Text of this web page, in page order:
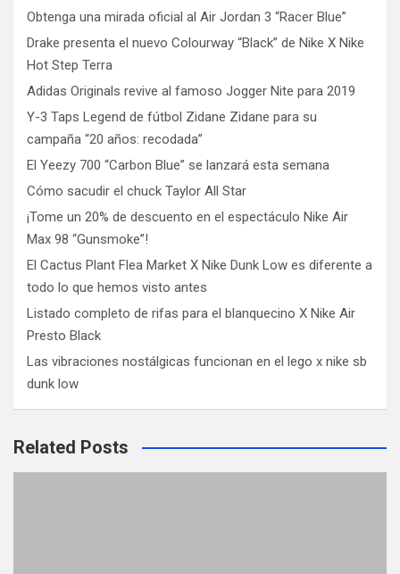
Obtenga una mirada oficial al Air Jordan 3 “Racer Blue”
Drake presenta el nuevo Colourway “Black” de Nike X Nike
Hot Step Terra
Adidas Originals revive al famoso Jogger Nite para 2019
Y-3 Taps Legend de fútbol Zidane Zidane para su
campaña “20 años: recodada”
El Yeezy 700 “Carbon Blue” se lanzará esta semana
Cómo sacudir el chuck Taylor All Star
¡Tome un 20% de descuento en el espectáculo Nike Air
Max 98 “Gunsmoke”!
El Cactus Plant Flea Market X Nike Dunk Low es diferente a
todo lo que hemos visto antes
Listado completo de rifas para el blanquecino X Nike Air
Presto Black
Las vibraciones nostálgicas funcionan en el lego x nike sb
dunk low
Related Posts